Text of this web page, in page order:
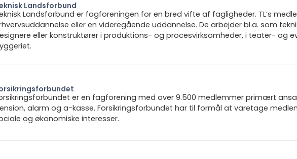
Landsforbund
Landsforbund er fagforeningen for en bred vifte af fagligheder. TL’s
eller en videregående uddannelse. De arbejder bl.a. som
eller konstruktører i produktions- og procesvirksomheder, i teater- og
er en fagforening med over 9.500 medlemmer primært
alarm og a-kasse. Forsikringsforbundet har til formål at varetage
og økonomiske interesser.